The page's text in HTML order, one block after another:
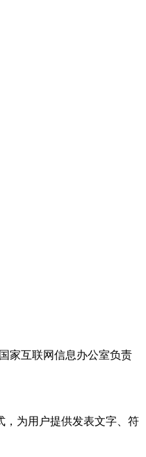
家互联网信息办公室负责
，为用户提供发表文字、符